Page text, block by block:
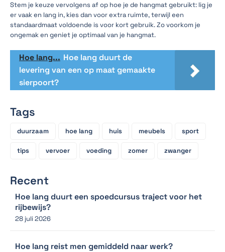
Stem je keuze vervolgens af op hoe je de hangmat gebruikt: lig je
er vaak en lang in, kies dan voor extra ruimte, terwijl een
standaardmaat voldoende is voor kort gebruik. Zo voorkom je
ongemak en geniet je optimaal van je hangmat.
Hoe lang... Hoe lang duurt de
levering van een op maat gemaakte
sierpoort?
Tags
duurzaam hoe lang huis meubels sport
tips vervoer voeding zomer zwanger
Recent
Hoe lang duurt een spoedcursus traject voor het
rijbewijs?
28 juli 2026
Hoe lang reist men gemiddeld naar werk?